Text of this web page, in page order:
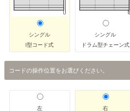
シングル
I型コード式
シングル
ドラム型チェーン式
コードの操作位置をお選びください。
左 右